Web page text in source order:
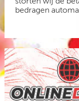
bedragen